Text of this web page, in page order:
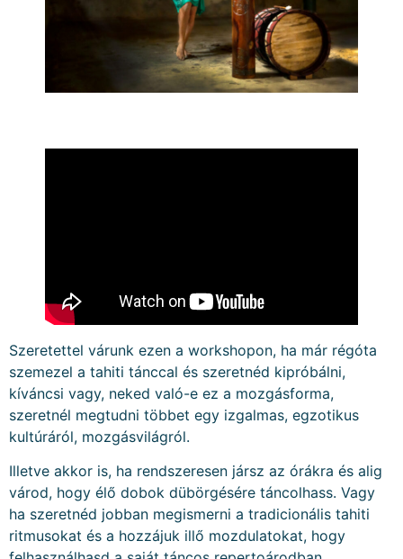
Szeretettel várunk ezen a workshopon, ha már régóta
szemezel a tahiti tánccal és szeretnéd kipróbálni,
kíváncsi vagy, neked való-e ez a mozgásforma,
szeretnél megtudni többet egy izgalmas, egzotikus
kultúráról, mozgásvilágról.
Illetve akkor is, ha rendszeresen jársz az órákra és alig
várod, hogy élő dobok dübörgésére táncolhass. Vagy
ha szeretnéd jobban megismerni a tradicionális tahiti
ritmusokat és a hozzájuk illő mozdulatokat, hogy